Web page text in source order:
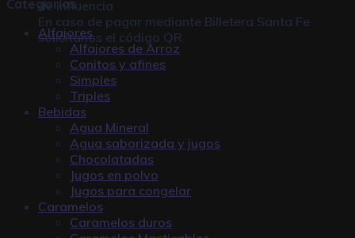
de influencia
En caso de pagar mediante Billetera Santa Fe
solicitanos el código QR
Categorías
Alfajores
Alfajores de Arroz
Conitos y afines
Simples
Triples
Bebidas
Agua Mineral
Agua saborizada y jugos
Chocolatadas
Jugos en polvo
Jugos para congelar
Caramelos
Caramelos duros